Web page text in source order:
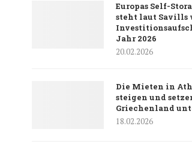
Europas Self-
steht laut Savills
Jahr 2026
20.02.2026
Die Mieten in
steigen und
Griechenland
18.02.2026